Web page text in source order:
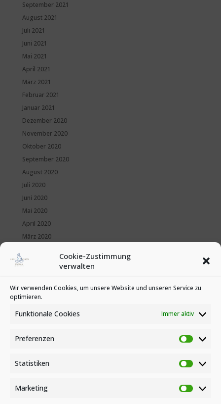
Cookie-Zustimmung
verwalten
Wir verwenden Cookies, um unsere Website und unseren Service zu
optimieren.
Funktionale Cookies Immer aktiv
Preferenzen
Statistiken
Marketing
Marketing
September 2021
August 2021
Juli 2021
Juni 2021
Mai 2021
April 2021
März 2021
Februar 2021
Januar 2021
Dezember 2020
November 2020
Oktober 2020
September 2020
August 2020
Juli 2020
Juni 2020
Mai 2020
April 2020
März 2020
Januar 2020
Kategorien
News
Veranstaltungen